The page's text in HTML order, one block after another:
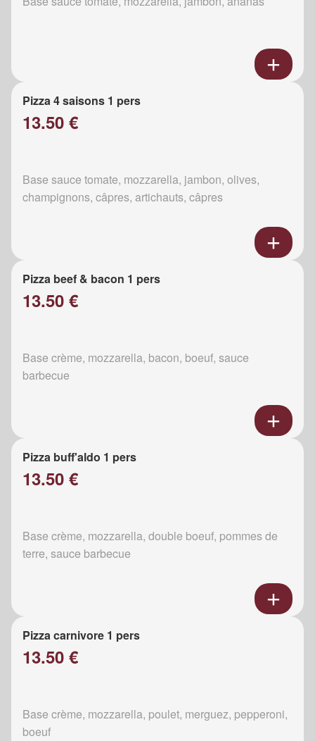
Pizza 4 saisons 1 pers
13.50 €
Base sauce tomate, mozzarella, jambon, olives,
champignons, câpres, artichauts, câpres
Pizza beef & bacon 1 pers
13.50 €
Base crème, mozzarella, bacon, boeuf, sauce
barbecue
Pizza buff'aldo 1 pers
13.50 €
Base crème, mozzarella, double boeuf, pommes de
terre, sauce barbecue
Pizza carnivore 1 pers
13.50 €
Base crème, mozzarella, poulet, merguez, pepperoni,
boeuf